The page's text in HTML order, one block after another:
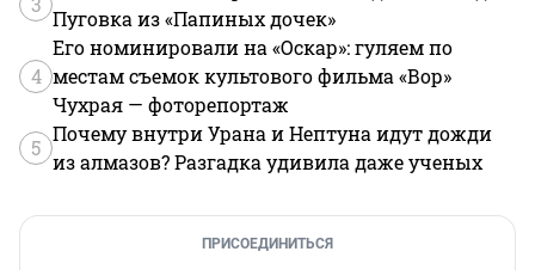
Пуговка из «Папиных дочек»
4
Его номинировали на «Оскар»: гуляем по
местам съемок культового фильма «Вор»
Чухрая — фоторепортаж
5
Почему внутри Урана и Нептуна идут дожди
из алмазов? Разгадка удивила даже ученых
ПРИСОЕДИНИТЬСЯ